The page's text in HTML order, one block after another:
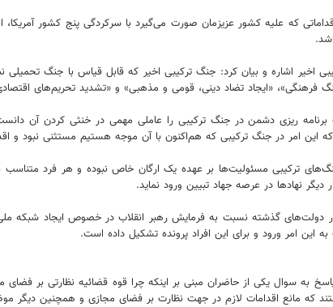
که علیه کشور عزیزمان صورت می‌گیرد با سرکردگی پنج کشور
اخیر اشاره و بیان کرد: جنگ ترکیبی اخیر که قابل قیاس با جنگ
فرهنگی»، «ایجاد تضاد دینی، قومی و مذهبی» و «تشدید تحریم‌های
ریزی دشمن در جنگ ترکیبی را عاملی مهمی در خنثی کردن آن
این امر در جنگ ترکیبی که هم‌اکنون با آن موجه هستیم مستثنی نبود و
ترکیبی مسئولیت‌ها بر عهده یک ارگان خاص نبوده و هر فرد
دیگر نهادها در عرصه جهاد تبیین ورود نماید.
دولت‌های گذشته نسبت به فرمایش رهبر انقلاب در خصوص ایجاد شبکه ملی
این امر ورود و برای این افراد پرونده تشکیل داده است.
به سوال یکی از حاضران مبنی بر اینکه چرا قوه قضائیه نظارتی بر
که مانع اقدامات لازم در جهت نظارت بر فضای مجازی و همچنین